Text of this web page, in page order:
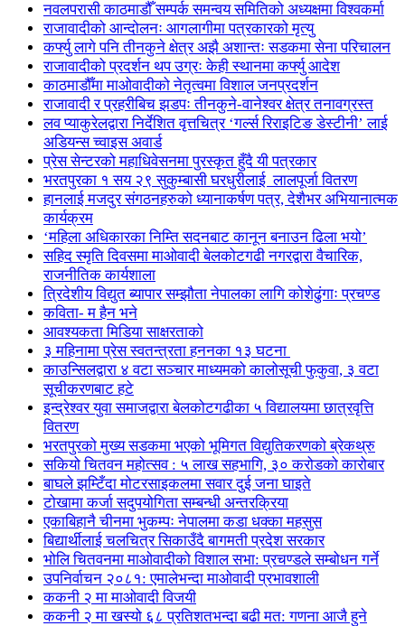
नवलपरासी काठमाडौँ सम्पर्क समन्वय समितिको अध्यक्षमा विश्वकर्मा
राजावादीको आन्दोलनः आगलागीमा पत्रकारको मृत्यु
कर्फ्यु लागे पनि तीनकुने क्षेत्र अझै अशान्तः सडकमा सेना परिचालन
राजावादीको प्रदर्शन थप उग्रः केही स्थानमा कर्फ्यु आदेश
काठमाडौँमा माओवादीको नेतृत्वमा विशाल जनप्रदर्शन
राजावादी र प्रहरीबिच झडपः तीनकुने-वानेश्वर क्षेत्र तनावग्रस्त
लव प्याकुरेलद्वारा निर्देशित वृत्तचित्र ‘गर्ल्स रिराइटिङ डेस्टीनी’ लाई
अडियन्स च्वाइस अवार्ड
प्रेस सेन्टरको महाधिवेसनमा पुरस्कृत हुँदै यी पत्रकार
भरतपुरका १ सय २९ सुकुम्बासी घरधुरीलाई लालपूर्जा वितरण
हानलाई मजदुर संगठनहरुको ध्यानाकर्षण पत्र, देशैभर अभियानात्मक
कार्यक्रम
‘महिला अधिकारका निम्ति सदनबाट कानून बनाउन ढिला भयो’
सहिद स्मृति दिवसमा माओवादी बेलकोटगढी नगरद्वारा वैचारिक,
राजनीतिक कार्यशाला
त्रिदेशीय विद्युत ब्यापार सम्झौता नेपालका लागि कोशेढुंगाः प्रचण्ड
कविता- म हैन भने
आवश्यकता मिडिया साक्षरताको
३ महिनामा प्रेस स्वतन्त्रता हननका १३ घटना
काउन्सिलद्वारा ४ वटा सञ्चार माध्यमको कालोसूची फुकुवा, ३ वटा
सूचीकरणबाट हटे
इन्द्रेश्वर युवा समाजद्वारा बेलकोटगढीका ५ विद्यालयमा छात्रवृत्ति
वितरण
भरतपुरको मुख्य सडकमा भएको भूमिगत विद्युतिकरणको ब्रेकथ्रु
सकियो चितवन महोत्सव : ५ लाख सहभागि, ३० करोडको कारोबार
बाघले झम्टिँदा मोटरसाइकलमा सवार दुई जना घाइते
टोखामा कर्जा सदुपयोगिता सम्बन्धी अन्तरक्रिया
एकाबिहानै चीनमा भुकम्पः नेपालमा कडा धक्का महसुस
बिद्यार्थीलाई चलचित्र सिकाउँदै बागमती प्रदेश सरकार
भोलि चितवनमा माओवादीको विशाल सभा: प्रचण्डले सम्बोधन गर्ने
उपनिर्वाचन २०८१: एमालेभन्दा माओवादी प्रभावशाली
ककनी २ मा माओवादी विजयी
ककनी २ मा खस्यो ६८ प्रतिशतभन्दा बढी मत: गणना आजै हुने